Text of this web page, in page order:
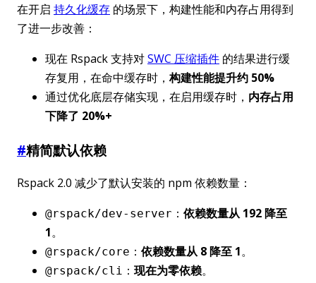
在开启 持久化缓存 的场景下，构建性能和内存占用得到
了进一步改善：
现在 Rspack 支持对SWC 压缩插件 的结果进行缓
存复用，在命中缓存时，构建性能提升约 50%
通过优化底层存储实现，在启用缓存时， 内存占用
下降了 20%+
#精简默认依赖
Rspack 2.0 减少了默认安装的 npm 依赖数量：
@rspack/dev-server ： 依赖数量从 192 降至
1。
@rspack/core ： 依赖数量从 8 降至 1。
@rspack/cli ： 现在为零依赖。